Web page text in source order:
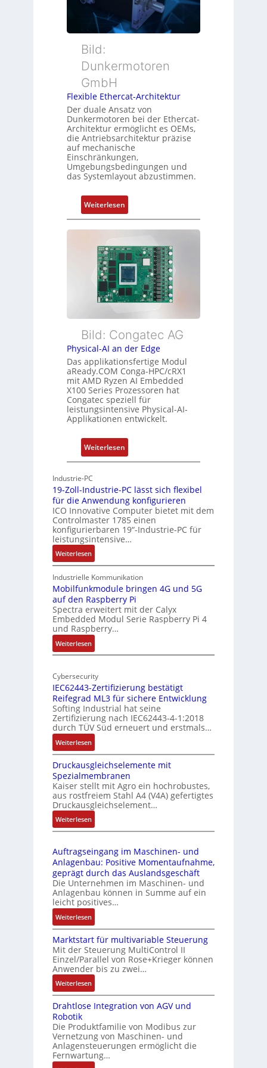
c
h
g
e
u
u
n
d
Z
u
s
t
d
b
e
r
w
a
u
n
g
t
e
y
s
o
r
g
t
f
ü
r
m
e
h
r
L
e
i
s
t
n
g
Bild:
Dunkermotoren
GmbH
Flexible Ethercat-Architektur
Der duale Ansatz von
Dunkermotoren bei der Ethercat-
Architektur ermöglicht es OEMs,
die Antriebsarchitektur präzise
auf mechanische
Einschränkungen,
Umgebungsbedingungen und
das Systemlayout abzustimmen.
Weiterlesen:
F
l
x
i
b
l
e
E
h
e
r
c
a
t
-
r
c
t
e
k
t
u
Bild: Congatec AG
Physical-AI an der Edge
Das applikationsfertige Modul
aReady.COM Conga-HPC/cRX1
mit AMD Ryzen AI Embedded
X100 Series Prozessoren hat
Congatec speziell für
leistungsintensive Physical-AI-
Applikationen entwickelt.
Weiterlesen:
P
s
i
c
a
I
a
n
d
g
e
Industrie-PC
19-Zoll-Industrie-PC lässt sich flexibel
für die Anwendung konfigurieren
ICO Innovative Computer bietet mit dem
Controlmaster 1785 einen
konfigurierbaren 19“-Industrie-PC für
leistungsintensive…
Weiterlesen:
1
9
-
Z
o
l
l
-
I
d
u
t
r
i
e
-
P
C
l
ä
s
s
s
i
c
h
f
l
e
x
i
b
e
l
f
ü
r
i
e
A
n
Industrielle Kommunikation
Mobilfunkmodule bringen 4G und 5G
auf den Raspberry Pi
Spectra erweitert mit der Calyx
Embedded Modul Serie Raspberry Pi 4
und Raspberry…
Weiterlesen:
M
b
i
f
u
n
k
m
o
d
u
l
e
b
r
i
n
e
n
4
G
u
n
d
5
G
a
u
f
e
n
R
a
Cybersecurity
IEC62443-Zertifizierung bestätigt
Reifegrad ML3 für sichere Entwicklung
Softing Industrial hat seine
Zertifizierung nach IEC62443-4-1:2018
durch TÜV Süd erneuert und erstmals…
Weiterlesen:
I
E
C
6
2
4
4
3
Z
e
r
t
i
i
e
r
n
g
e
s
t
ä
Druckausgleichselemente mit
Spezialmembranen
Kaiser stellt mit Agro ein hochrobustes,
aus rostfreiem Stahl A4 (V4A) gefertigtes
Druckausgleichselement…
Weiterlesen:
D
u
c
k
a
u
s
g
l
e
i
c
h
s
e
m
e
n
Auftragseingang im Maschinen- und
Anlagenbau: Positive Momentaufnahme,
geprägt durch das Auslandsgeschäft
Die Unternehmen im Maschinen- und
Anlagenbau können in Summe auf ein
leicht positives…
Weiterlesen:
A
u
f
t
r
a
g
s
i
n
g
a
Marktstart für multivariable Steuerung
Mit der Steuerung MultiControl II
Einzel/Parallel von Rose+Krieger können
Anwender bis zu zwei…
Weiterlesen:
M
a
k
t
s
t
Drahtlose Integration von AGV und
Robotik
Die Produktfamilie von Modibus zur
Vernetzung von Maschinen- und
Anlagensteuerungen ermöglicht die
Fernwartung…